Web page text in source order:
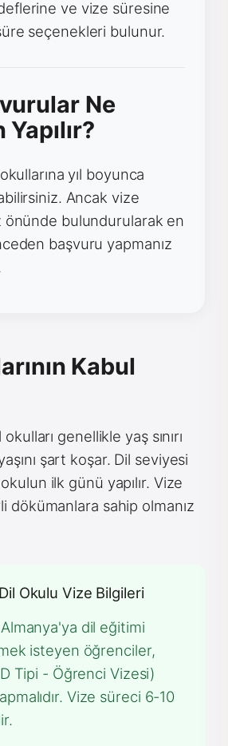
ve vize süresine
seçenekleri bulunur.
Ne
yıl boyunca
Ancak vize
önünde bulundurularak en
başvuru yapmanız
Kabul
genellikle yaş sınırı
şart koşar. Dil seviyesi
ilk günü yapılır. Vize
dökümanlara sahip olmanız
Okulu Vize Bilgileri
dil eğitimi
isteyen öğrenciler,
Tipi - Öğrenci Vizesi)
Vize süreci 6-10